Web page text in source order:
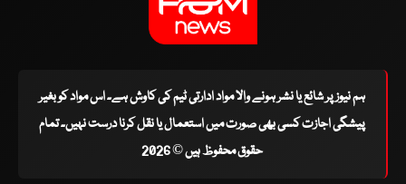
ہم نیوز پر شائع یا نشر ہونے والا مواد ادارتی ٹیم کی کاوش ہے۔ اس مواد کو بغیر
پیشگی اجازت کسی بھی صورت میں استعمال یا نقل کرنا درست نہیں۔ تمام
حقوق محفوظ ہیں © 2026